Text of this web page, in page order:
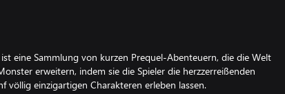
eine Sammlung von kurzen Prequel-Abenteuern, die die Welt
erweitern, indem sie die Spieler die herzzerreißenden
völlig einzigartigen Charakteren erleben lassen.